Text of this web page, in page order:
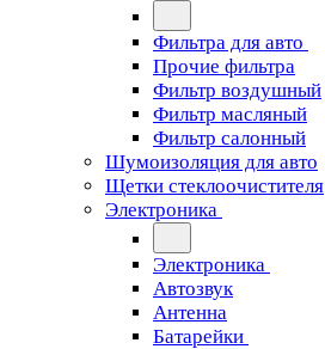
Фильтра для авто
Прочие фильтра
Фильтр воздушный
Фильтр масляный
Фильтр салонный
Шумоизоляция для авто
Щетки стеклоочистителя
Электроника
Электроника
Автозвук
Антенна
Батарейки